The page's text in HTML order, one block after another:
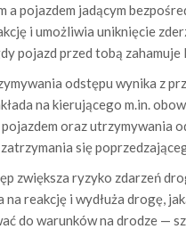
a pojazdem jadącym
i umożliwia uniknięcie
pojazd przed tobą zahamuje
odstępu wynika z
na kierującego m.in.
oraz utrzymywania
się
zwiększa ryzyko zdarzeń
na reakcję i wydłuża drogę,
do warunków na drodze —